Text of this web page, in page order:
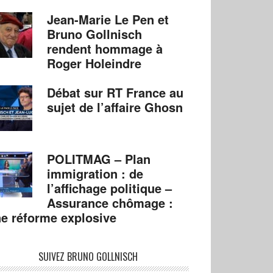
Jean-Marie Le Pen et
Bruno Gollnisch
rendent hommage à
Roger Holeindre
Débat sur RT France au
sujet de l’affaire Ghosn
POLITMAG – Plan
immigration : de
l’affichage politique –
Assurance chômage :
réforme explosive
SUIVEZ BRUNO GOLLNISCH